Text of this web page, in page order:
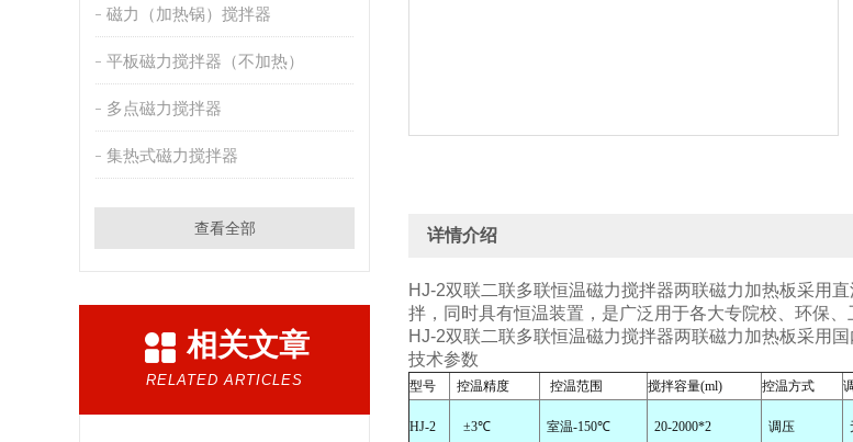
磁力（加热锅）搅拌器
平板磁力搅拌器（不加热）
多点磁力搅拌器
集热式磁力搅拌器
查看全部
相关文章
RELATED ARTICLES
详情介绍
HJ-2双联二联多联恒温磁力搅拌器两联磁力加热板采用
拌，同时具有恒温装置，是广泛用于各大专院校、环保
HJ-2双联二联多联恒温磁力搅拌器两联磁力加热板采用国
技术参数
型号 控温精度 控温范围 搅拌容量(ml) 控温方式
HJ-2 ±3℃ 室温-150℃ 20-2000*2 调压